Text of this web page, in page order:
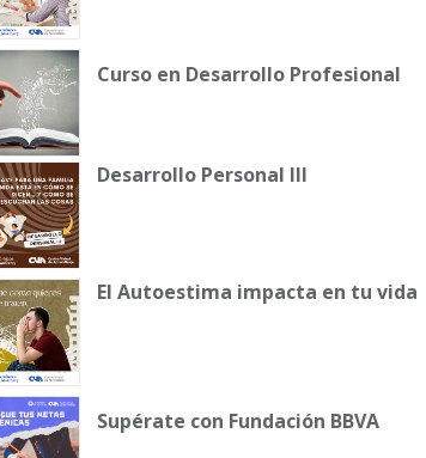
Curso en Desarrollo Profesional
Desarrollo Personal III
El Autoestima impacta en tu vida
Supérate con Fundación BBVA